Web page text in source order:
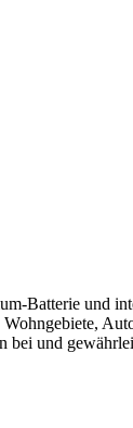
Batterie und
und